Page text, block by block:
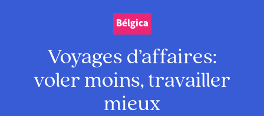
Bélgica
Voyages d’affaires:
voler moins, travailler
mieux